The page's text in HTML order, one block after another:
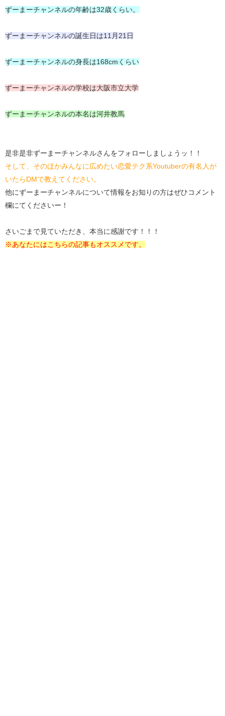
ずーまーチャンネルの年齢は32歳くらい。
ずーまーチャンネルの誕生日は11月21日
ずーまーチャンネルの身長は168cmくらい
ずーまーチャンネルの学校は大阪市立大学
ずーまーチャンネルの本名は河井教馬
是非是非ずーまーチャンネルさんをフォローしましょうッ！！
そして、そのほかみんなに広めたい恋愛テク系Youtuberの有名人が
いたらDMで教えてください。
他にずーまーチャンネルについて情報をお知りの方はぜひコメント
欄にてくださいー！
さいごまで見ていただき、本当に感謝です！！！
※あなたにはこちらの記事もオススメです。